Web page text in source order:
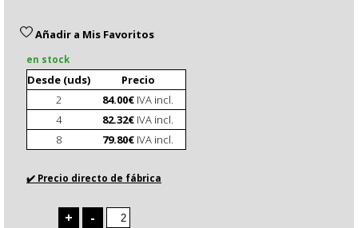
Añadir a Mis Favoritos
en stock
Desde (uds)
Precio
2
84.00€ IVA incl.
4
82.32€ IVA incl.
8
79.80€ IVA incl.
✔️ Precio directo de fábrica
+ -